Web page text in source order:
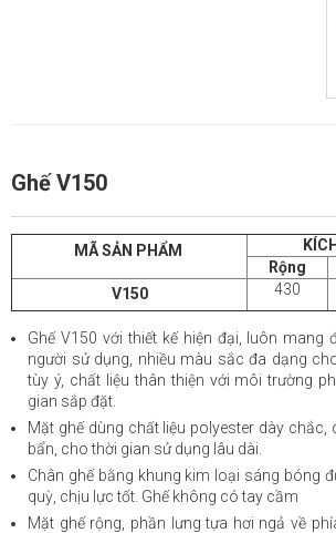
Ghế V150
MÃ SẢN PHẨM
Rộng
V150
430
Ghế V150 với thiết kế hiện đại, luôn mang
người sử dụng, nhiều màu sắc đa dạng
tùy ý, chất liệu thân thiện với môi trường
gian sắp đặt.
Mặt ghế dùng chất liệu polyester dày chắc,
bẩn, cho thời gian sử dụng lâu dài.
Chân ghế bằng khung kim loại sáng bóng
quỳ, chịu lực tốt. Ghế không có tay cầm
Mặt ghế rộng, phần lưng tựa hơi ngả về